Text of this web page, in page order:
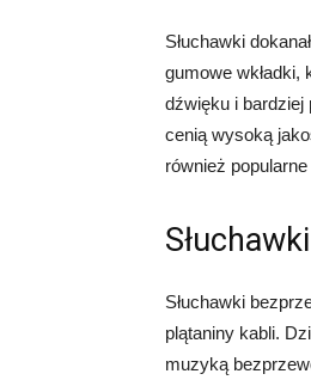
Słuchawki
gumowe wkładki,
dźwięku i bardziej
cenią wysoką
również
Słuchawki
plątaniny kabli.
muzyką